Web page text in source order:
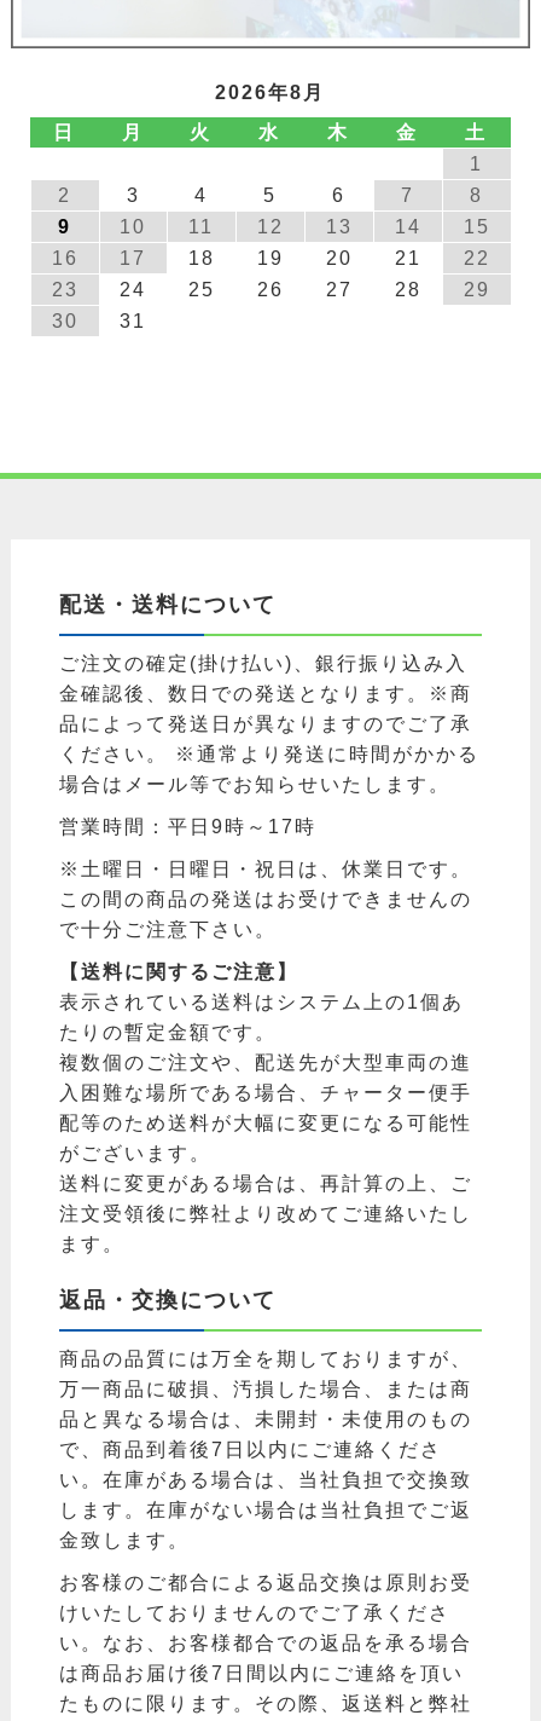
2026年8月
日
月 火 水 木 金
土
1
2
3 4 5 6 7
8
9
10 11 12 13 14
15
16
17 18 19 20 21
22
23
24 25 26 27 28
29
30
31
配送・送料について
ご注文の確定(掛け払い)、銀行振り込み入
金確認後、数日での発送となります。※商
品によって発送日が異なりますのでご了承
ください。 ※通常より発送に時間がかかる
場合はメール等でお知らせいたします。
営業時間：平日9時～17時
※土曜日・日曜日・祝日は、休業日です。
この間の商品の発送はお受けできませんの
で十分ご注意下さい。
【送料に関するご注意】
表示されている送料はシステム上の1個あ
たりの暫定金額です。
複数個のご注文や、配送先が大型車両の進
入困難な場所である場合、チャーター便手
配等のため送料が大幅に変更になる可能性
がございます。
送料に変更がある場合は、再計算の上、ご
注文受領後に弊社より改めてご連絡いたし
ます。
返品・交換について
商品の品質には万全を期しておりますが、
万一商品に破損、汚損した場合、または商
品と異なる場合は、未開封・未使用のもの
で、商品到着後7日以内にご連絡くださ
い。在庫がある場合は、当社負担で交換致
します。在庫がない場合は当社負担でご返
金致します。
お客様のご都合による返品交換は原則お受
けいたしておりませんのでご了承くださ
い。なお、お客様都合での返品を承る場合
は商品お届け後7日間以内にご連絡を頂い
たものに限ります。その際、返送料と弊社